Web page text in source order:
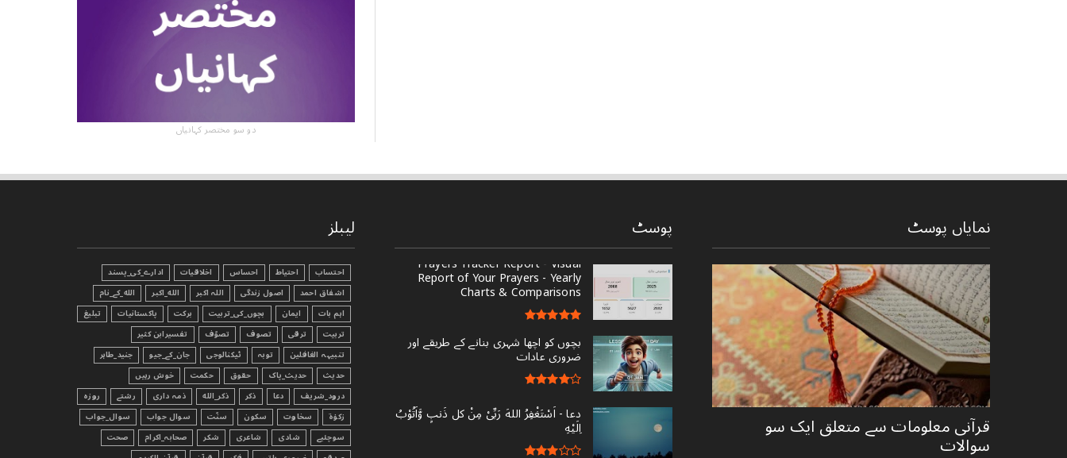
دو سو مختصر کہانیاں
نمایاں پوسٹ
قرآنی ‏معلومات ‏سے ‏متعلق ‏ایک ‏سو
‏سوالات ‏
پوسٹ
Prayers Tracker Report - Visual
Report of Your Prayers - Yearly
Charts & Comparisons
بچوں کو اچھا شہری بنانے کے طریقے اور
ضروری عادات
دعا - ‎اَسْتَغْفِرُ اللهَ رَبِّىْ مِنْ کل ذَنبٍ وَّاَتُوْبُ
اِلَيْهِ
لیبلز
احتساب احتیاط احساس اخلاقیات
ادارے_کی_پسند
اشفاق احمد
اصول زندگی اللہ اکبر الله_اکبر
الله_کے_نام
اہم بات
ایمان بچوں_کی_تربیت برکت پاکستانیات
تبليغ
تربیت
ترقی تصوف تصوّف
تفسیرابن کثیر
تنبیہہ الغافلین
توبہ ٹیکنالوجی جان_کے_جیو
جنید_طاہر
حدیث
حدیث_پاک حقوق حکمت
خوش رہیں
درود_شریف
دعا ذکر ذکر_الله ذمہ داری رشتے
روزہ
زکوٰۃ
سخاوت سکون سنّت سوال جواب
سوال_جواب
سوچئیے
شادی شاعری شکر صحابہ_اکرام
صحت